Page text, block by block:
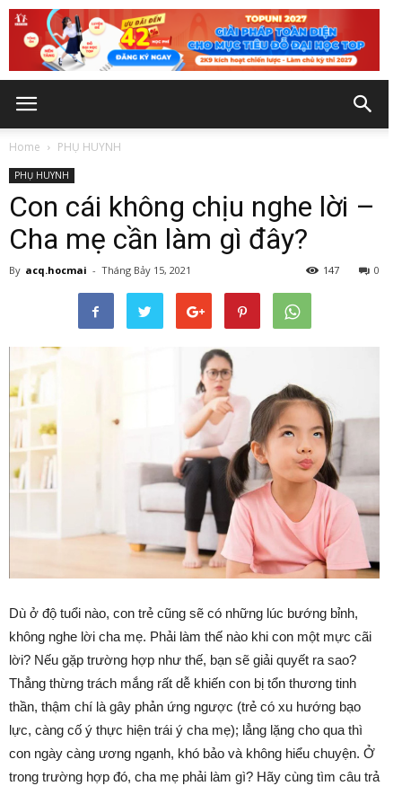
Home PHỤ HUYNH
PHỤ HUYNH
Con cái không chịu nghe lời –
Cha mẹ cần làm gì đây?
By acq.hocmai - Tháng Bảy 15, 2021 0
147
Dù ở độ tuổi nào, con trẻ cũng sẽ có những lúc bướng bỉnh,
không nghe lời cha mẹ. Phải làm thế nào khi con một mực cãi
lời? Nếu gặp trường hợp như thế, bạn sẽ giải quyết ra sao?
Thẳng thừng trách mắng rất dễ khiến con bị tổn thương tinh
thần, thậm chí là gây phản ứng ngược (trẻ có xu hướng bạo
lực, càng cố ý thực hiện trái ý cha mẹ); lẳng lặng cho qua thì
con ngày càng ương ngạnh, khó bảo và không hiểu chuyện. Ở
trong trường hợp đó, cha mẹ phải làm gì? Hãy cùng tìm câu trả